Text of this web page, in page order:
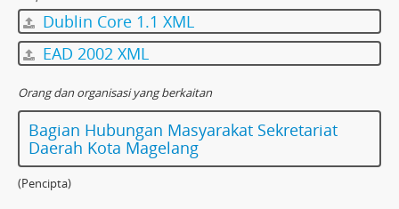
Dublin Core 1.1 XML
EAD 2002 XML
Orang dan organisasi yang berkaitan
Bagian Hubungan Masyarakat Sekretariat
Daerah Kota Magelang
(Pencipta)